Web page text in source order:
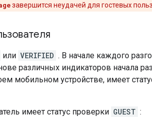
завершится неудачей для гостевых
или VERIFIED . В начале каждого
различных индикаторов начала
мобильном устройстве, имеет
имеет статус проверки GUEST :